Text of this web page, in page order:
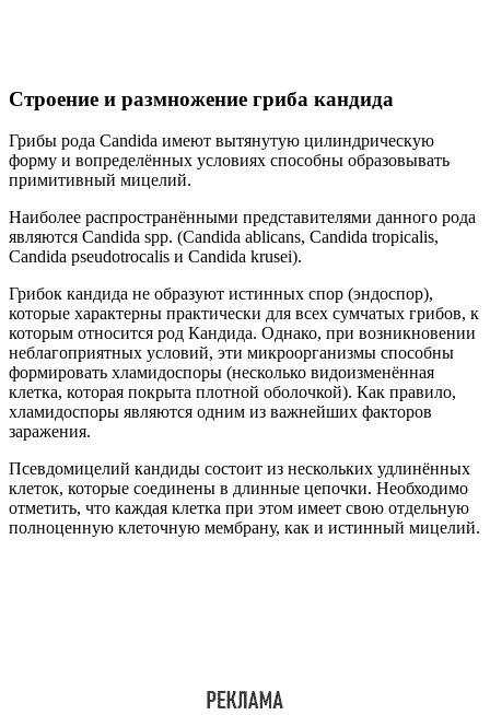
Строение и размножение гриба кандида
Грибы рода Candida имеют вытянутую цилиндрическую
форму и вопределённых условиях способны образовывать
примитивный мицелий.
Наиболее распространёнными представителями данного рода
являются Candida spp. (Candida ablicans, Сandida tropicalis,
Сandida pseudotrocalis и Сandida krusei).
Грибок кандида не образуют истинных спор (эндоспор),
которые характерны практически для всех сумчатых грибов, к
которым относится род Кандида. Однако, при возникновении
неблагоприятных условий, эти микроорганизмы способны
формировать хламидоспоры (несколько видоизменённая
клетка, которая покрыта плотной оболочкой). Как правило,
хламидоспоры являются одним из важнейших факторов
заражения.
Псевдомицелий кандиды состоит из нескольких удлинённых
клеток, которые соединены в длинные цепочки. Необходимо
отметить, что каждая клетка при этом имеет свою отдельную
полноценную клеточную мембрану, как и истинный мицелий.